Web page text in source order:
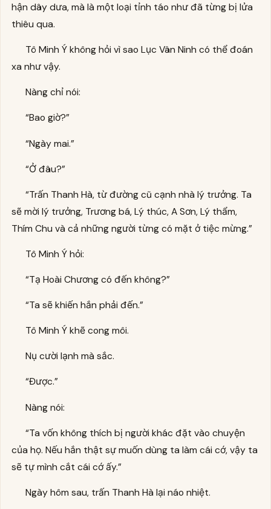
hận dây dưa, mà là một loại tỉnh táo như đã từng bị lửa
thiêu qua.
Tô Minh Ý không hỏi vì sao Lục Vân Ninh có thể đoán
xa như vậy.
Nàng chỉ nói:
“Bao giờ?”
“Ngày mai.”
“Ở đâu?”
“Trấn Thanh Hà, từ đường cũ cạnh nhà lý trưởng. Ta
sẽ mời lý trưởng, Trương bá, Lý thúc, A Sơn, Lý thẩm,
Thím Chu và cả những người từng có mặt ở tiệc mừng.”
Tô Minh Ý hỏi:
“Tạ Hoài Chương có đến không?”
“Ta sẽ khiến hắn phải đến.”
Tô Minh Ý khẽ cong môi.
Nụ cười lạnh mà sắc.
“Được.”
Nàng nói:
“Ta vốn không thích bị người khác đặt vào chuyện
của họ. Nếu hắn thật sự muốn dùng ta làm cái cớ, vậy ta
sẽ tự mình cắt cái cớ ấy.”
Ngày hôm sau, trấn Thanh Hà lại náo nhiệt.